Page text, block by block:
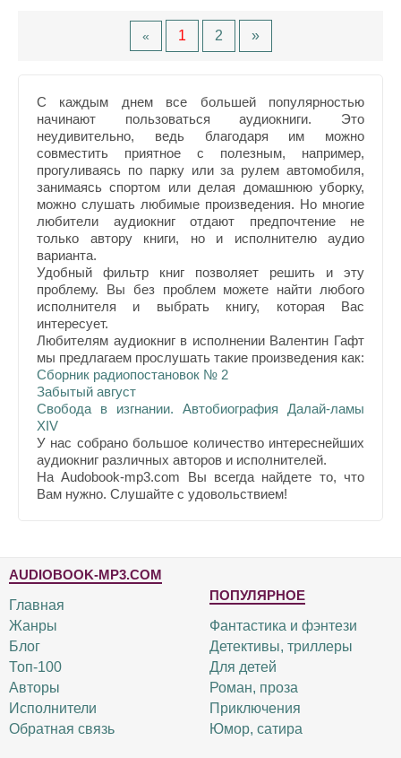
« 1 2 »
С каждым днем все большей популярностью
начинают пользоваться аудиокниги. Это
неудивительно, ведь благодаря им можно
совместить приятное с полезным, например,
прогуливаясь по парку или за рулем автомобиля,
занимаясь спортом или делая домашнюю уборку,
можно слушать любимые произведения. Но многие
любители аудиокниг отдают предпочтение не
только автору книги, но и исполнителю аудио
варианта.
Удобный фильтр книг позволяет решить и эту
проблему. Вы без проблем можете найти любого
исполнителя и выбрать книгу, которая Вас
интересует.
Любителям аудиокниг в исполнении Валентин Гафт
мы предлагаем прослушать такие произведения как:
Сборник радиопостановок № 2
Забытый август
Свобода в изгнании. Автобиография Далай-ламы
XIV
У нас собрано большое количество интереснейших
аудиокниг различных авторов и исполнителей.
На Audobook-mp3.com Вы всегда найдете то, что
Вам нужно. Слушайте с удовольствием!
AUDIOBOOK-MP3.COM
Главная
Жанры
Блог
Топ-100
Авторы
Исполнители
Обратная связь
ПОПУЛЯРНОЕ
Фантастика и фэнтези
Детективы, триллеры
Для детей
Роман, проза
Приключения
Юмор, сатира